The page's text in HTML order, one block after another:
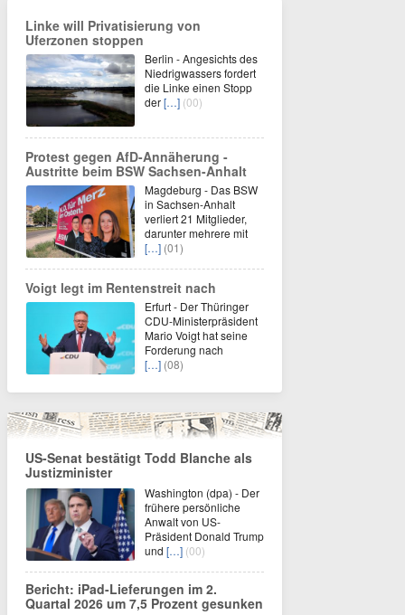
Linke will Privatisierung von
Uferzonen stoppen
Berlin - Angesichts des
Niedrigwassers fordert
die Linke einen Stopp
der[…] (00)
Protest gegen AfD-Annäherung -
Austritte beim BSW Sachsen-Anhalt
Magdeburg - Das BSW
in Sachsen-Anhalt
verliert 21 Mitglieder,
darunter mehrere mit
[…] (01)
Voigt legt im Rentenstreit nach
Erfurt - Der Thüringer
CDU-Ministerpräsident
Mario Voigt hat seine
Forderung nach
[…] (08)
US-Senat bestätigt Todd Blanche als
Justizminister
Washington (dpa) - Der
frühere persönliche
Anwalt von US-
Präsident Donald Trump
und […] (00)
Bericht: iPad-Lieferungen im 2.
Quartal 2026 um 7,5 Prozent gesunken